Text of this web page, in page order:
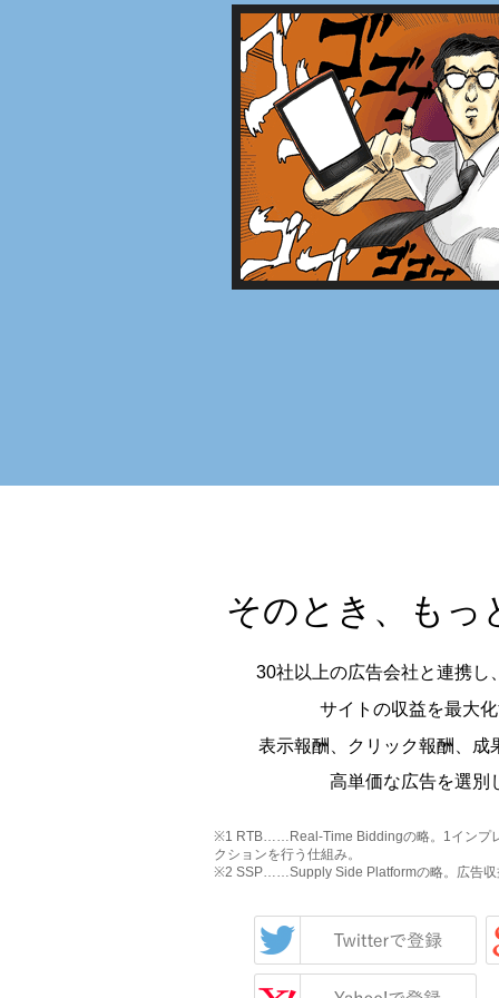
そのとき、もっ
30社以上の広告会社と連携し
サイトの収益を最大
表示報酬、クリック報酬、成
高単価な広告を選別
※1 RTB……Real-Time Biddingの略。1インプ
クションを行う仕組み。
※2 SSP……Supply Side Platformの略。広告収